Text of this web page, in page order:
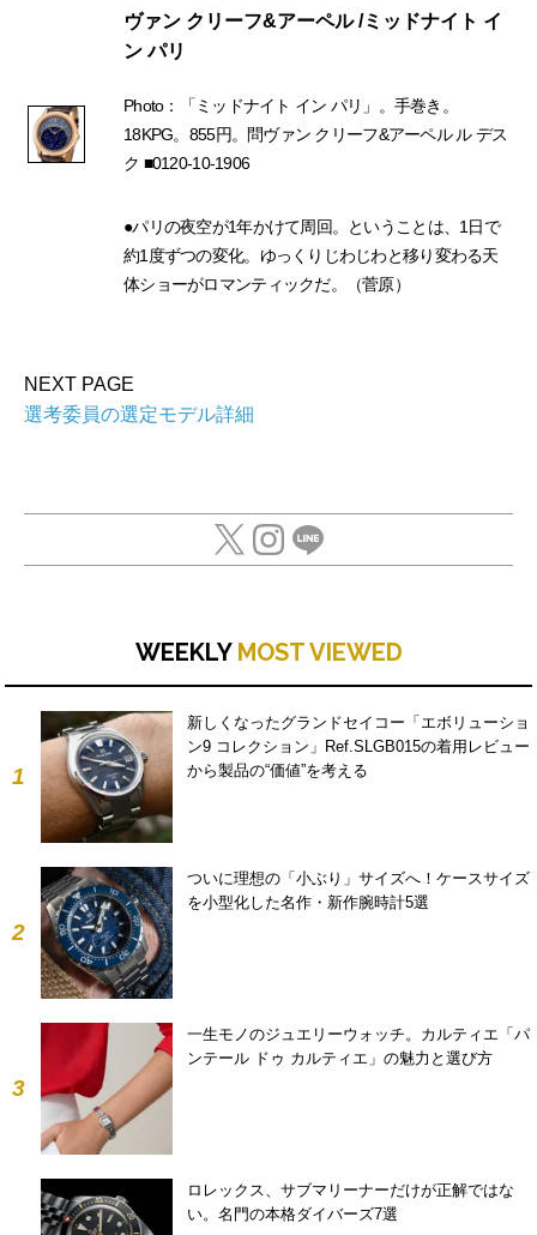
ヴァン クリーフ&アーペル /ミッドナイト イ
ン パリ
Photo：「ミッドナイト イン パリ」。手巻き。
18KPG。855円。問ヴァン クリーフ&アーペル ル デス
ク ■0120-10-1906
●パリの夜空が1年かけて周回。ということは、1日で
約1度ずつの変化。ゆっくりじわじわと移り変わる天
体ショーがロマンティックだ。（菅原）
NEXT PAGE
選考委員の選定モデル詳細
WEEKLY MOST VIEWED
1
新しくなったグランドセイコー「エボリューショ
ン9 コレクション」Ref.SLGB015の着用レビュー
から製品の“価値”を考える
2
ついに理想の「小ぶり」サイズへ！ケースサイズ
を小型化した名作・新作腕時計5選
3
一生モノのジュエリーウォッチ。カルティエ「パ
ンテール ドゥ カルティエ」の魅力と選び方
ロレックス、サブマリーナーだけが正解ではな
い。名門の本格ダイバーズ7選